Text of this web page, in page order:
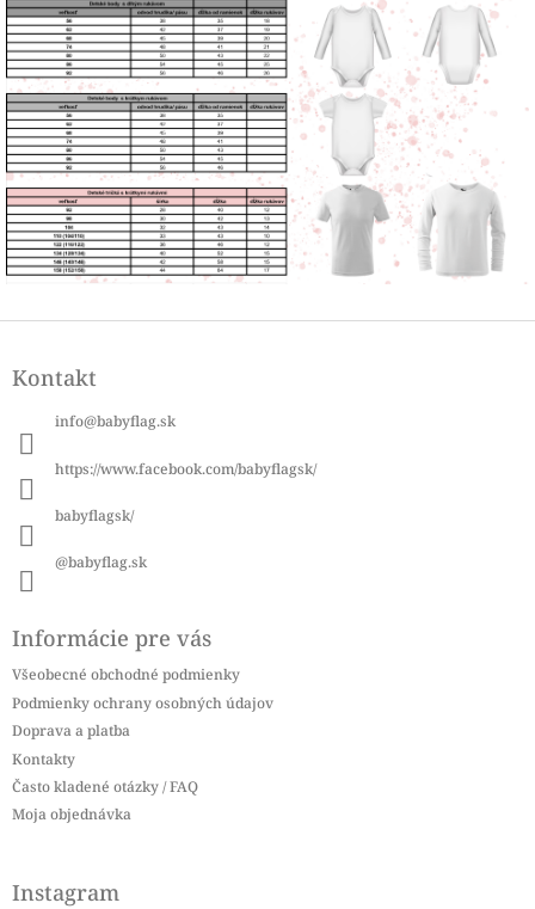
pKontakt
info@babyflag.sk
https://www.facebook.com/babyflagsk/
babyflagsk/
@babyflag.sk
Informácie pre vás
Všeobecné obchodné podmienky
Podmienky ochrany osobných údajov
Doprava a platba
Kontakty
Často kladené otázky / FAQ
Moja objednávka
Instagram